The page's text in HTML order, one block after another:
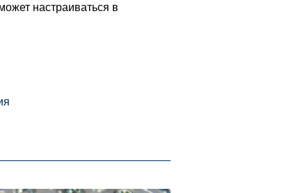
настраиваться в